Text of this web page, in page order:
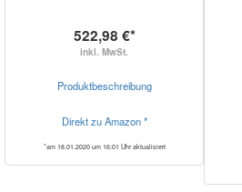
522,98 €*
inkl. MwSt.
Produktbeschreibung
Direkt zu Amazon *
*am 18.01.2020 um 16:01 Uhr aktualisiert